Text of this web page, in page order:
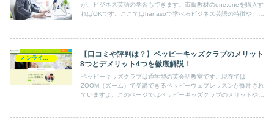
が、ビジネス英語の学習もできます。市販教材のone:oneを購入す
ればOKです。ここではhanasoで学べるビジネス英語の特徴や、
【口コミや評判は？】ペッピーキッズクラブのメリット
8つとデメリット4つを徹底解説！
ペッピーキッズクラブは通学型の英会話教室です。現在では
ZOOM（ズーム）で受講できるペッピーウェブレッスンが採用され
ていますよ。このページではペッピーキッズクラブのメリットやデ